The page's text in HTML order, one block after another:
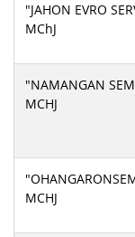
"JAHON EVRO
MChJ
"NAMANGAN
MCHJ
MCHJ